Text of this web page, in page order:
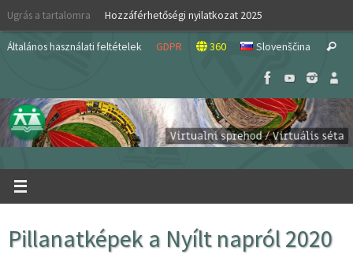
Skip
content
Ugrás a tartalomra Hozzáférhetőségi nyilatkozat 2025
Általános használati feltételek GDPR 360 Slovenščina Search
Pillanatképek a Nyílt napról 2020